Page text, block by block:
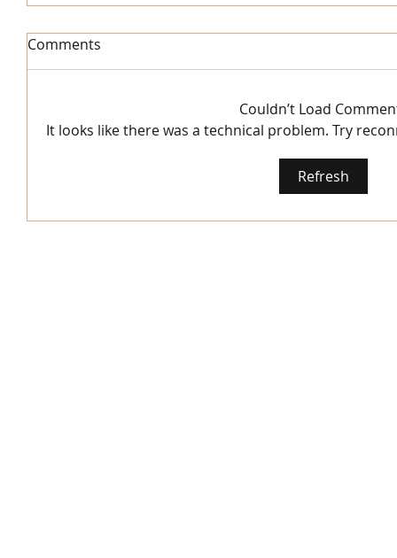
Comments
Couldn’t Load
It looks like there was a technical problem. Try
Refresh